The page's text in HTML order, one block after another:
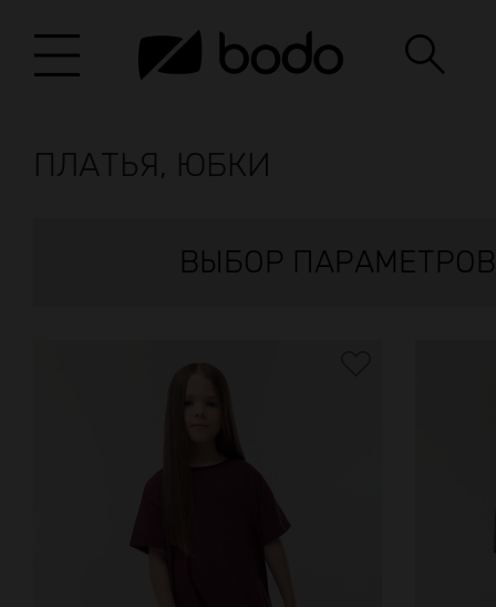
ПЛАТЬЯ, ЮБКИ
ВЫБОР ПАРАМЕТРОВ